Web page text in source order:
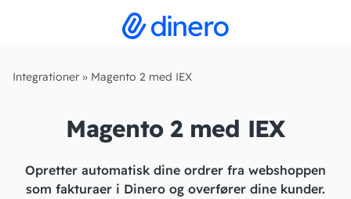
Integrationer » Magento 2 med IEX
Magento 2 med IEX
Opretter automatisk dine ordrer fra webshoppen
som fakturaer i Dinero og overfører dine kunder.